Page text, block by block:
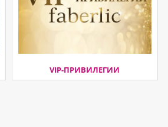
VIP-ПРИВИЛЕГИИ